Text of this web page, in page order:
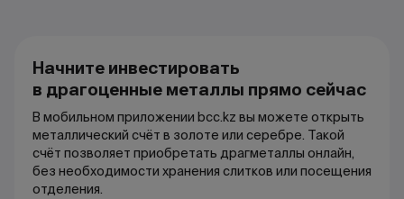
Начните инвестировать
в драгоценные металлы прямо сейчас
В мобильном приложении bcc.kz вы можете открыть
металлический счёт в золоте или серебре. Такой
счёт позволяет приобретать драгметаллы онлайн,
без необходимости хранения слитков или посещения
отделения.